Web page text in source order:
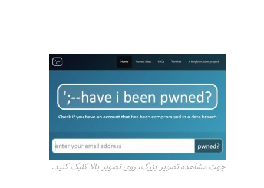
جهت مشاهده تصویر بزرگ، روی تصویر بالا کلیک کنید.